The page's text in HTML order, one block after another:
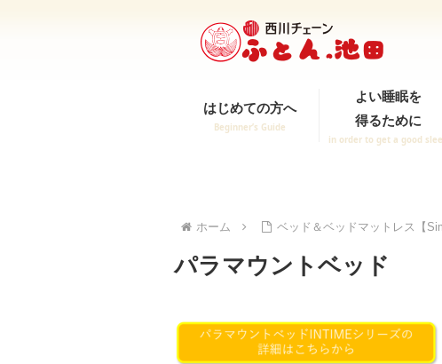
はじめての方へ
Beginner’s Guide
よい睡眠を
得るために
in order to get a good
ホーム ベッド＆ベッドマットレス【
パラマウントベッド